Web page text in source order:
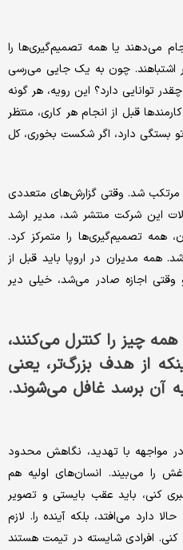
می‌دهند یا همه تصمیم‌گیری‌ها را
اشتباهند. چون به یک جایی می‌رسی
توانایی دارد؟ این رویه، هر گونه
قبل از انجام هر کاری، منتظر
بستگی دارد، اگر شکست بخوری، کل
اشتباه را مرتکب شد. وقتی گزارش‌های متعددی
این شرکت منتشر شد، مدیر ارشد
همه تصمیم‌گیری‌ها را متمرکز کرد.
همه مدیران در اروپا باید قبل از
و وقتی اجازه صادر می‌شد، خیلی دیر
چیز را کنترل می‌کنند،
از هدف بزرگ‌تر، یعنی
آن برسد غافل می‌شوند.
مواجهه با تهدید، نگاهش محدود
را می‌بیند. انسان‌های اولیه هم
کنی، باید عقب بایستی و تصویر
دارد می‌افتد، بلکه آینده را. لازم
افرادی شایسته در تیمت هستند